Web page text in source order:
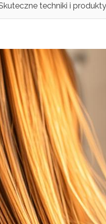
techniki i produkty